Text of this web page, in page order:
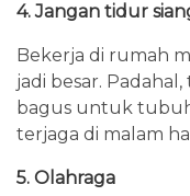
4. Jangan tidur
Bekerja di rumah
jadi besar.
bagus untuk
terjaga di malam
5. Olahraga